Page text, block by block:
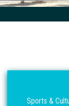
Sports &